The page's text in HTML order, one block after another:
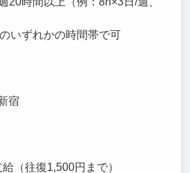
いずれかの時間帯で可
宿
（往復1,500円まで）